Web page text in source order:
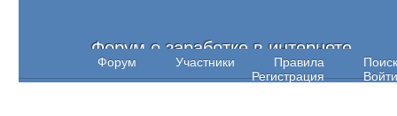
Форум о заработке в интернете
Форум Участники Правила
Поиск
Регистрация
Войти